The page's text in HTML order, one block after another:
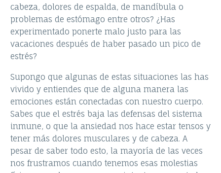
cabeza, dolores de espalda, de mandíbula o
problemas de estómago entre otros? ¿Has
experimentado ponerte malo justo para las
vacaciones después de haber pasado un pico de
estrés?
Supongo que algunas de estas situaciones las has
vivido y entiendes que de alguna manera las
emociones están conectadas con nuestro cuerpo.
Sabes que el estrés baja las defensas del sistema
inmune, o que la ansiedad nos hace estar tensos y
tener más dolores musculares y de cabeza. A
pesar de saber todo esto, la mayoría de las veces
nos frustramos cuando tenemos esas molestias